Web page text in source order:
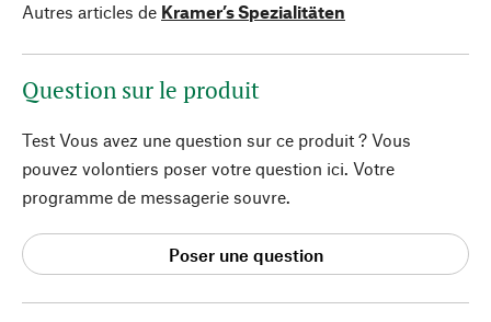
Autres articles de Kramer’s Spezialitäten
Question sur le produit
Test Vous avez une question sur ce produit ? Vous
pouvez volontiers poser votre question ici. Votre
programme de messagerie souvre.
Poser une question